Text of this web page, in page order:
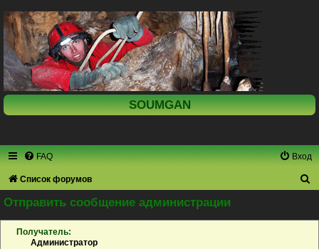
SOUMGAN
FAQ Вход
Список форумов
Отправить сообщение администрации
Получатель:
Администратор